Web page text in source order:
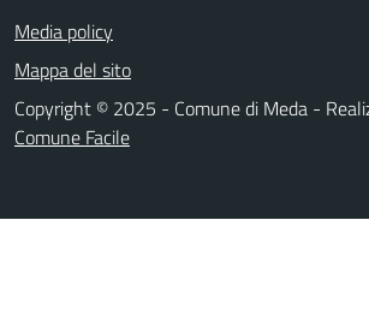
Media policy
Mappa del sito
Copyright © 2025 - Comune di Meda -
Comune Facile